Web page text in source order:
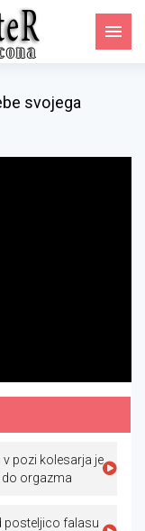
svojega
pozi kolesarja je
do orgazma
posteljico falasu